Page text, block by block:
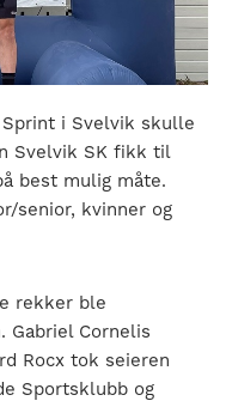
i Svelvik skulle
Svelvik SK fikk til
best mulig måte.
senior, kvinner og
rekker ble
Gabriel Cornelis
Rocx tok seieren
Sportsklubb og